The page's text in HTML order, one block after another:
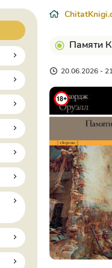
Памяти
20.06.2026 -